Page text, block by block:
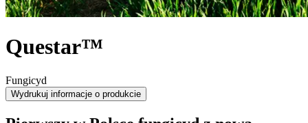
Questar™
Fungicyd
Wydrukuj informacje o produkcie